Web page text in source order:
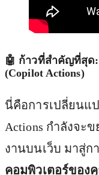
🤖 ก้าวที่สำคัญที่สุด
(Copilot Actions)
นี่คือการเปลี่ยนแ
Actions กำลังจะ
งานบนเว็บ มาสู่ก
คอมพิวเตอร์ของ